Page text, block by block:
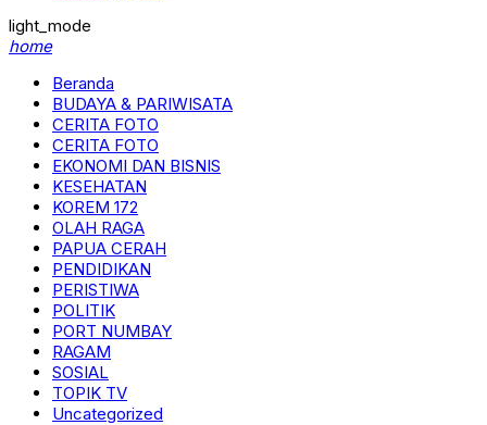
light_mode
home
Beranda
BUDAYA & PARIWISATA
CERITA FOTO
CERITA FOTO
EKONOMI DAN BISNIS
KESEHATAN
KOREM 172
OLAH RAGA
PAPUA CERAH
PENDIDIKAN
PERISTIWA
POLITIK
PORT NUMBAY
RAGAM
SOSIAL
TOPIK TV
Uncategorized